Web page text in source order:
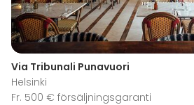
Via Tribunali Punavuori
Helsinki
Fr. 500 € försäljningsgaranti